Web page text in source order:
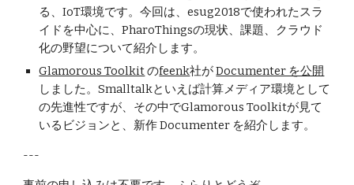
る、IoT環境です。今回は、esug2018で使われたスラ
イドを中心に、PharoThingsの現状、課題、クラウド
化の野望について紹介します。
Glamorous Toolkit のfeenk社が Documenter を公開
しました。Smalltalkといえば計算メディア環境として
の先進性ですが、その中でGlamorous Toolkitが見て
いるビジョンと、新作 Documenter を紹介します。
---